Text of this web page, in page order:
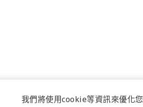
我們將使用cookie等資訊來優化